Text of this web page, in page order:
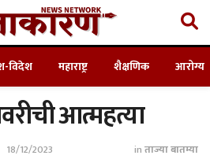
विदेश महाराष्ट्र शैक्षणिक आरोग्य
आत्महत्या
18/12/2023 inताज्या बातम्या